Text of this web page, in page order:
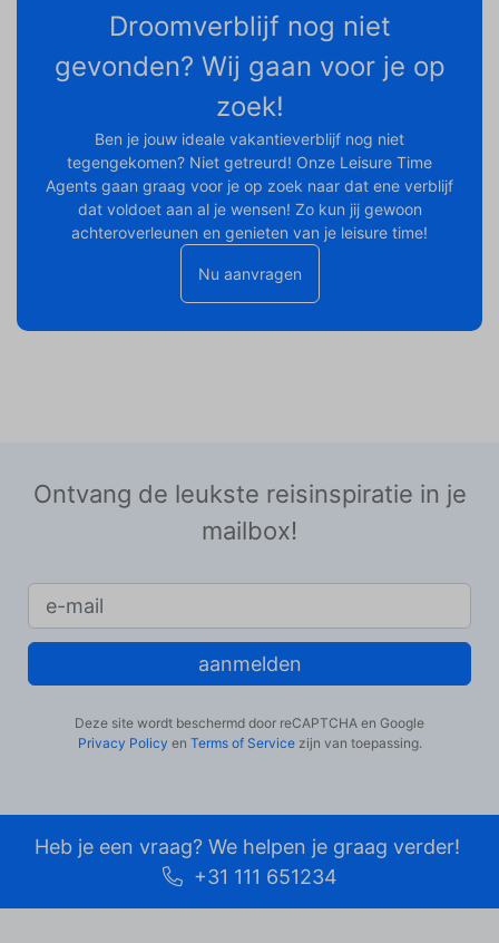
Droomverblijf nog niet
gevonden? Wij gaan voor je op
zoek!
Ben je jouw ideale vakantieverblijf nog niet
tegengekomen? Niet getreurd! Onze Leisure Time
Agents gaan graag voor je op zoek naar dat ene verblijf
dat voldoet aan al je wensen! Zo kun jij gewoon
achteroverleunen en genieten van je leisure time!
Nu aanvragen
Ontvang de leukste reisinspiratie in je
mailbox!
aanmelden
Deze site wordt beschermd door reCAPTCHA en Google
Privacy Policy en Terms of Servicezijn van toepassing.
Heb je een vraag? We helpen je graag verder!
+31 111 651234